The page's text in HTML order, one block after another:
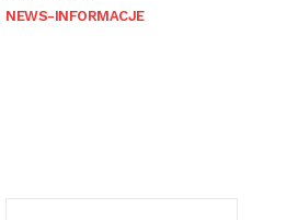
NEWS-INFORMACJE